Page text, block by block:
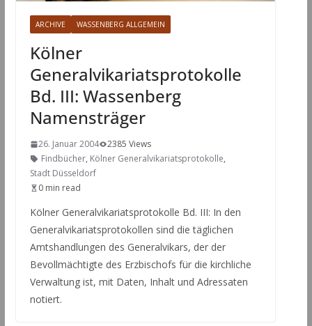
ARCHIVE WASSENBERG ALLGEMEIN
Kölner
Generalvikariatsprotokolle
Bd. III: Wassenberg
Namensträger
26. Januar 2004
2385 Views
Findbücher, Kölner Generalvikariatsprotokolle,
Stadt Düsseldorf
0 min read
Kölner Generalvikariatsprotokolle Bd. III: In den
Generalvikariatsprotokollen sind die täglichen
Amtshandlungen des Generalvikars, der der
Bevollmächtigte des Erzbischofs für die kirchliche
Verwaltung ist, mit Daten, Inhalt und Adressaten
notiert.